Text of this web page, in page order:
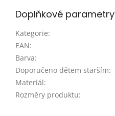
Doplňkové parametry
Kategorie:
EAN:
Barva:
Doporučeno dětem starším:
Materiál:
Rozměry produktu: